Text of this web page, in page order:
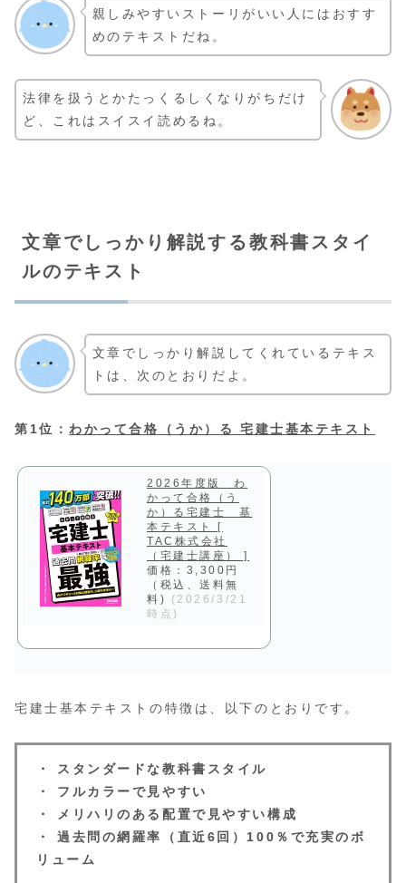
親しみやすいストーリがいい人にはおすす
めのテキストだね。
法律を扱うとかたっくるしくなりがちだけ
ど、これはスイスイ読めるね。
文章でしっかり解説する教科書スタイ
ルのテキスト
文章でしっかり解説してくれているテキス
トは、次のとおりだよ。
第1位： わかって合格（うか）る 宅建士基本テキスト
2026年度版 わ
かって合格（う
か）る宅建士 基
本テキスト [
TAC株式会社
（宅建士講座） ]
価格：3,300円
（税込、送料無
料)
(2026/3/21
時点)
宅建士基本テキストの特徴は、以下のとおりです。
・ スタンダードな教科書スタイル
・ フルカラーで見やすい
・ メリハリのある配置で見やすい構成
・ 過去問の網羅率（直近6回）100％で充実のボ
リューム